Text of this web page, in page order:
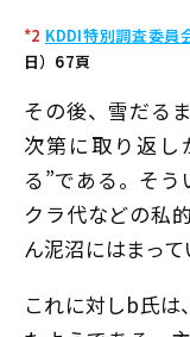
*2 KDDI特別調査委員
日）67頁
その後、雪だる
次第に取り返
る”である。そ
クラ代などの私
ん泥沼にはまって
これに対しb氏は